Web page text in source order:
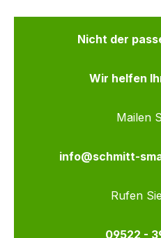
Nicht der
Wir helfen
Mailen
info@schmitt-
Rufen
09522 -